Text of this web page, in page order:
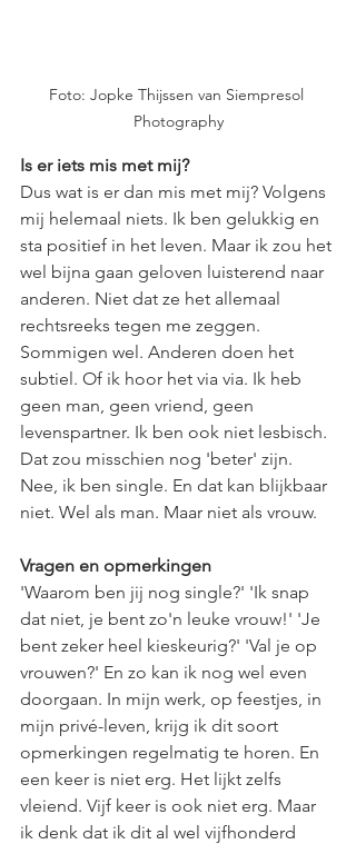
Foto: Jopke Thijssen van Siempresol
Photography
Is er iets mis met mij?
Dus wat is er dan mis met mij? Volgens
mij helemaal niets. Ik ben gelukkig en
sta positief in het leven. Maar ik zou het
wel bijna gaan geloven luisterend naar
anderen. Niet dat ze het allemaal
rechtsreeks tegen me zeggen.
Sommigen wel. Anderen doen het
subtiel. Of ik hoor het via via. Ik heb
geen man, geen vriend, geen
levenspartner. Ik ben ook niet lesbisch.
Dat zou misschien nog 'beter' zijn.
Nee, ik ben single. En dat kan blijkbaar
niet. Wel als man. Maar niet als vrouw.
Vragen en opmerkingen
'Waarom ben jij nog single?' 'Ik snap
dat niet, je bent zo'n leuke vrouw!' 'Je
bent zeker heel kieskeurig?' 'Val je op
vrouwen?' En zo kan ik nog wel even
doorgaan. In mijn werk, op feestjes, in
mijn privé-leven, krijg ik dit soort
opmerkingen regelmatig te horen. En
een keer is niet erg. Het lijkt zelfs
vleiend. Vijf keer is ook niet erg. Maar
ik denk dat ik dit al wel vijfhonderd